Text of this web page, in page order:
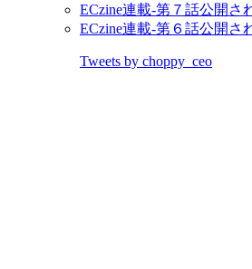
ECzine連載-第７話公開さ
ECzine連載-第６話公開さ
Tweets by choppy_ceo